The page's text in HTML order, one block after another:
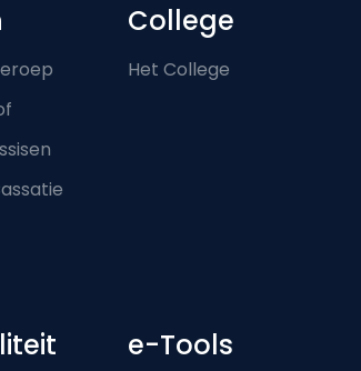
College
Het College
e-Tools